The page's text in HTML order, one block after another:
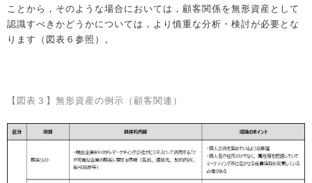
ことから，そのような場合においては，顧客関係を無形資産として
認識すべきかどうかについては，より慎重な分析・検討が必要とな
ります（図表６参照）。
【図表３】無形資産の例示（顧客関連）